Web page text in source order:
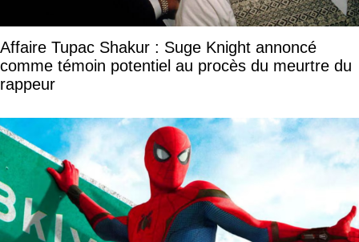
Affaire Tupac Shakur : Suge Knight annoncé
comme témoin potentiel au procès du meurtre du
rappeur